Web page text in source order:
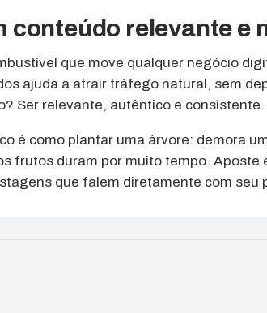
conteúdo relevante e
que move qualquer negócio
ajuda a atrair tráfego natural, sem
Ser relevante, autêntico e consistente.
é como plantar uma árvore: demora
frutos duram por muito tempo. Aposte
que falem diretamente com seu